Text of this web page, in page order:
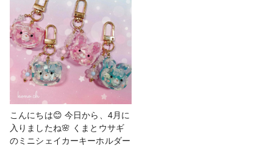
こんにちは😊 今日から、4月に
入りましたね🌸 くまとウサギ
のミニシェイカーキーホルダー